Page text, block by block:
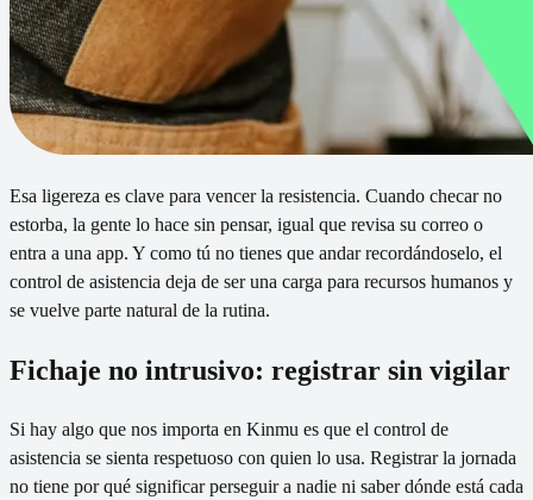
Esa ligereza es clave para vencer la resistencia. Cuando checar no
estorba, la gente lo hace sin pensar, igual que revisa su correo o
entra a una app. Y como tú no tienes que andar recordándoselo, el
control de asistencia deja de ser una carga para recursos humanos y
se vuelve parte natural de la rutina.
Fichaje no intrusivo: registrar sin vigilar
Si hay algo que nos importa en Kinmu es que el control de
asistencia se sienta respetuoso con quien lo usa. Registrar la jornada
no tiene por qué significar perseguir a nadie ni saber dónde está cada